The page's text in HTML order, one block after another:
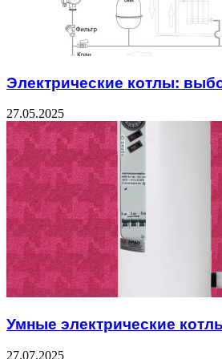
Электрические котлы:
27.05.2025
Умные электрические
27.07.2025